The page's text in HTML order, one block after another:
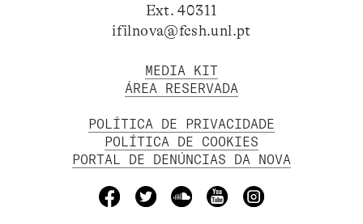
Ext. 40311
ifilnova@fcsh.unl.pt
MEDIA KIT
ÁREA RESERVADA
POLÍTICA DE PRIVACIDADE
POLÍTICA DE COOKIES
PORTAL DE DENÚNCIAS DA NOVA